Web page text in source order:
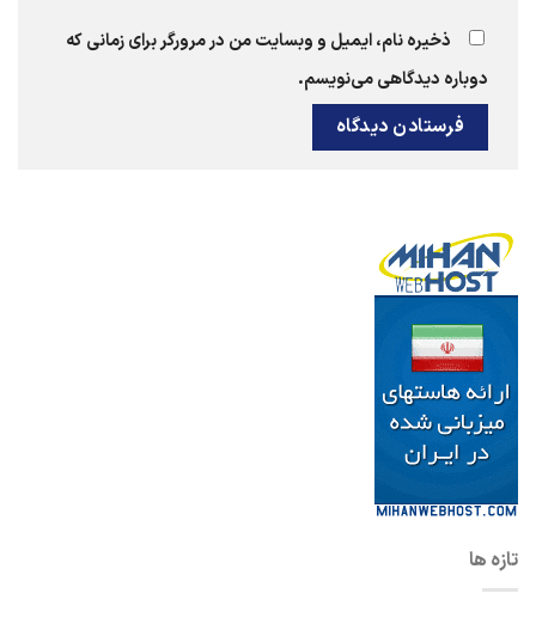
ذخیره نام، ایمیل و وبسایت من در مرورگر برای زمانی که
دوباره دیدگاهی می‌نویسم.
ها